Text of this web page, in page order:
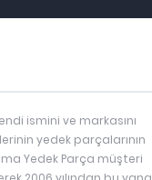
ismini ve markasını
yedek parçalarının
Yedek Parça müşteri